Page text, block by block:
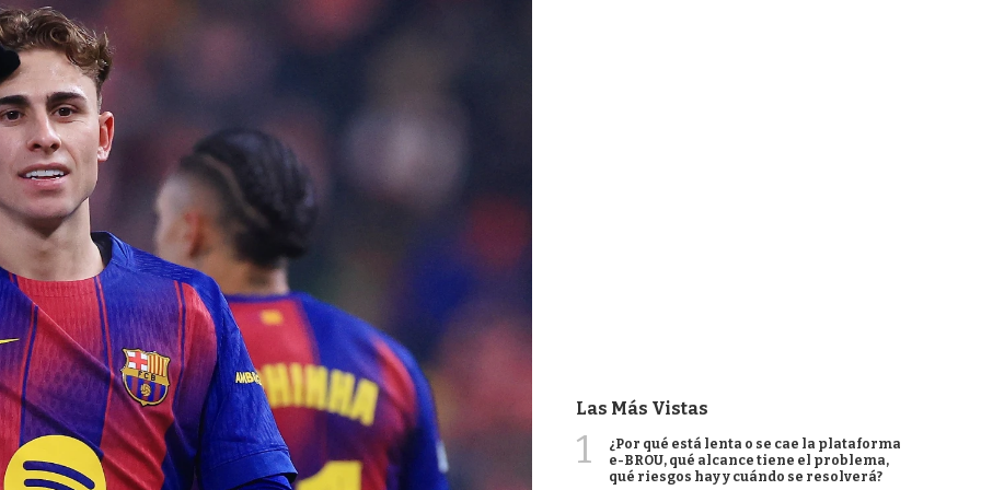
Las Más Vistas
1
¿Por qué está lenta o se cae la plataforma
e-BROU, qué alcance tiene el problema,
qué riesgos hay y cuándo se resolverá?